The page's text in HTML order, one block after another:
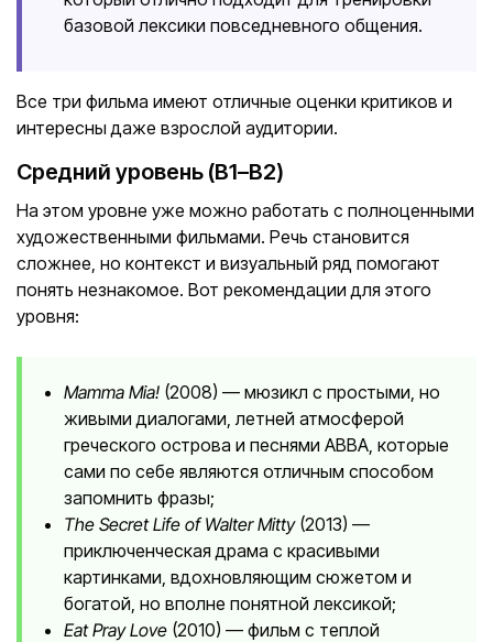
базовой лексики повседневного общения.
Все три фильма имеют отличные оценки критиков и
интересны даже взрослой аудитории.
Средний уровень (B1–B2)
На этом уровне уже можно работать с полноценными
художественными фильмами. Речь становится
сложнее, но контекст и визуальный ряд помогают
понять незнакомое. Вот рекомендации для этого
уровня:
Mamma Mia! (2008) — мюзикл с простыми, но
живыми диалогами, летней атмосферой
греческого острова и песнями ABBA, которые
сами по себе являются отличным способом
запомнить фразы;
The Secret Life of Walter Mitty(2013) —
приключенческая драма с красивыми
картинками, вдохновляющим сюжетом и
богатой, но вполне понятной лексикой;
Eat Pray Love (2010) — фильм с теплой